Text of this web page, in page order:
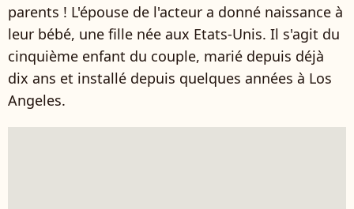
parents ! L'épouse de l'acteur a donné naissance à
leur bébé, une fille née aux Etats-Unis. Il s'agit du
cinquième enfant du couple, marié depuis déjà
dix ans et installé depuis quelques années à Los
Angeles.